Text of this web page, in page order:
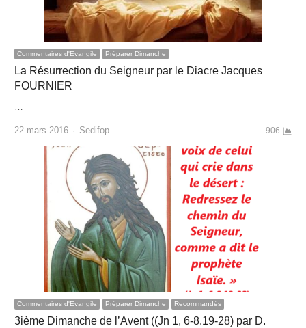
Commentaires d'Evangile Préparer Dimanche
La Résurrection du Seigneur par le Diacre Jacques
FOURNIER
…
22 mars 2016 Author
Sedifop 906
Commentaires d'Evangile Préparer Dimanche Recommandés
3ième Dimanche de l’Avent ((Jn 1, 6-8.19-28) par D.